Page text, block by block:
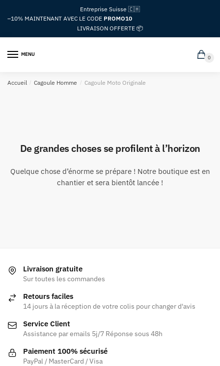
navigation
au
Entreprise Suisse 🇨🇭
–10% MAINTENANT AVEC LE CODE PROMO10
LIVRAISON OFFERTE 📦
MENU
0
Accueil / Cagoule Homme / Cagoule Moto Originale
De grandes choses se profilent à l’horizon
Quelque chose d’énorme se prépare ! Notre boutique est en
chantier et sera bientôt lancée !
Livraison gratuite
Sur toutes les commandes
Retours faciles
14 jours à la réception de votre colis pour changer d'avis
Service Client
Assistance par emails 5j/7 Réponse sous 48h
Paiement 100% sécurisé
PayPal / MasterCard / Visa